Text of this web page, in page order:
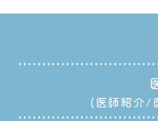
医師紹介